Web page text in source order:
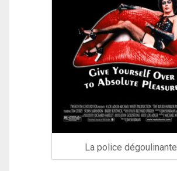
La police dégoulinante